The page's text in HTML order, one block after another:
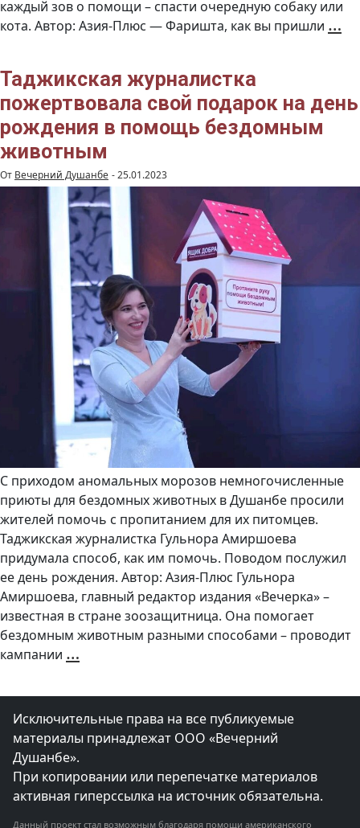
каждый зов о помощи – спасти очередную собаку или
кота. Автор: Азия-Плюс — Фаришта, как вы пришли …
Таджикская журналистка
пожертвовала свой подарок на день
рождения в помощь бездомным
животным
От Вечерний Душанбе -25.01.2023
С приходом аномальных морозов немногочисленные
приюты для бездомных животных в Душанбе просили
жителей помочь с пропитанием для их питомцев.
Таджикская журналистка Гульнора Амиршоева
придумала способ, как им помочь. Поводом послужил
ее день рождения. Автор: Азия-Плюс Гульнора
Амиршоева, главный редактор издания «Вечерка» –
известная в стране зоозащитница. Она помогает
бездомным животным разными способами – проводит
кампании … Таджикская
журналистка
пожертвовала
на
рождения
в
помощь
бездомным
Исключительные права на все публикуемые
материалы принадлежат ООО «Вечерний
Душанбе».
При копировании или перепечатке материалов
активная гиперссылка на источник обязательна.
Данный проект стал возможным благодаря помощи американского